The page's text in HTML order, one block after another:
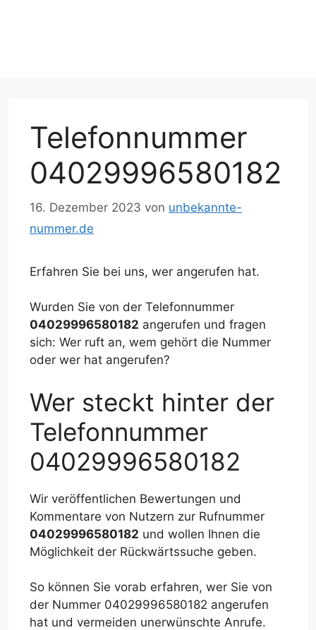
Telefonnummer
04029996580182
16. Dezember 2023 von unbekannte-
nummer.de
Erfahren Sie bei uns, wer angerufen hat.
Wurden Sie von der Telefonnummer
04029996580182 angerufen und fragen
sich: Wer ruft an, wem gehört die Nummer
oder wer hat angerufen?
Wer steckt hinter der
Telefonnummer
04029996580182
Wir veröffentlichen Bewertungen und
Kommentare von Nutzern zur Rufnummer
04029996580182 und wollen Ihnen die
Möglichkeit der Rückwärtssuche geben.
So können Sie vorab erfahren, wer Sie von
der Nummer 04029996580182 angerufen
hat und vermeiden unerwünschte Anrufe.